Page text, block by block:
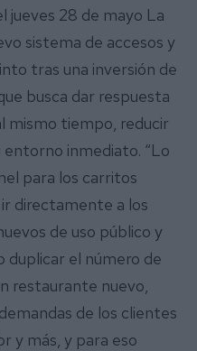
jueves 28 de mayo La
sistema de accesos y
tras una inversión de
busca dar respuesta
mismo tiempo, reducir
inmediato. “Lo
para los carritos
directamente a los
de uso público y
duplicar el número de
restaurante nuevo,
de los clientes
y más, y para eso